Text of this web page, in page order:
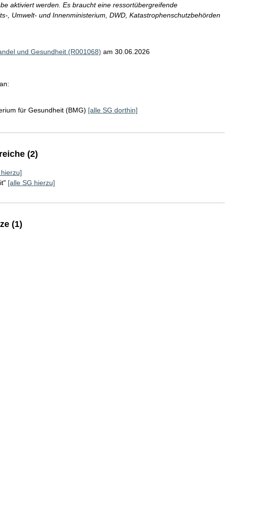
aktiviert werden. Es braucht eine ressortübergreifende
, Umwelt- und Innenministerium, DWD, Katastrophenschutzbehörden
und Gesundheit (R001068) am 30.06.2026
für Gesundheit (BMG) [alle SG dorthin]
(2)
[alle SG hierzu]
(1)